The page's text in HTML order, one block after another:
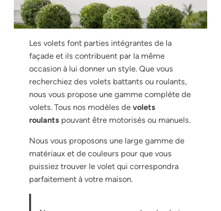
Les volets font parties intégrantes de la
façade et ils contribuent par la même
occasion à lui donner un style. Que vous
recherchiez des volets battants ou roulants,
nous vous propose une gamme complète de
volets. Tous nos modèles devolets
roulants pouvant être motorisés ou manuels.
Nous vous proposons une large gamme de
matériaux et de couleurs pour que vous
puissiez trouver le volet qui correspondra
parfaitement à votre maison.